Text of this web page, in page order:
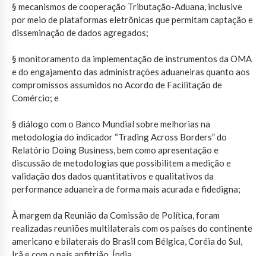
§ mecanismos de cooperação Tributação-Aduana, inclusive
por meio de plataformas eletrônicas que permitam captação e
disseminação de dados agregados;
§ monitoramento da implementação de instrumentos da OMA
e do engajamento das administrações aduaneiras quanto aos
compromissos assumidos no Acordo de Facilitação de
Comércio; e
§ diálogo com o Banco Mundial sobre melhorias na
metodologia do indicador “Trading Across Borders” do
Relatório Doing Business, bem como apresentação e
discussão de metodologias que possibilitem a medição e
validação dos dados quantitativos e qualitativos da
performance aduaneira de forma mais acurada e fidedigna;
À margem da Reunião da Comissão de Política, foram
realizadas reuniões multilaterais com os países do continente
americano e bilaterais do Brasil com Bélgica, Coréia do Sul,